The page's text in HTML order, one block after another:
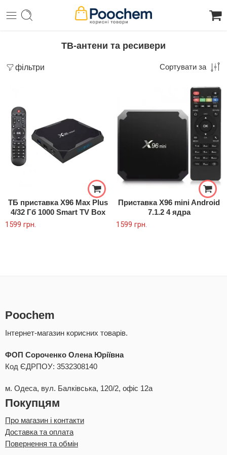
ТВ-антени та ресивери
фільтри Сортувати за
ТБ приставка X96 Max Plus
4/32 Гб 1000 Smart TV Box
1599 грн.
Приставка X96 mini Android
7.1.2 4 ядра
1599 грн.
Poochem
Інтернет-магазин корисних товарів.
ФОП Сороченко Олена Юріївна
Код ЄДРПОУ: 3532308140
м. Одеса, вул. Балківська, 120/2, офіс 12а
Покупцям
Про магазин і контакти
Доставка та оплата
Повернення та обмін